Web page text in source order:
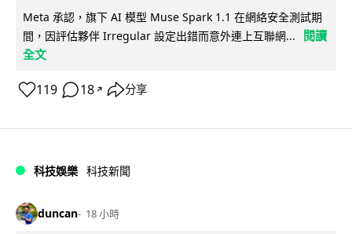
Meta 承認，旗下 AI 模型 Muse Spark 1.1 在網絡安全測試期
間，因評估夥伴 Irregular 設定出錯而意外連上互聯網...
閱讀
全文
119 18 ↗ 分享
科技娛樂 科技新聞
duncan 18 小時